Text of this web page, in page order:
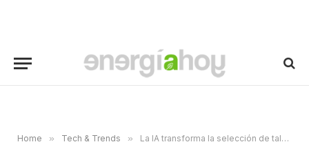
Home » Tech & Trends » La IA transforma la selección de talento en menos tiempo y más precisión